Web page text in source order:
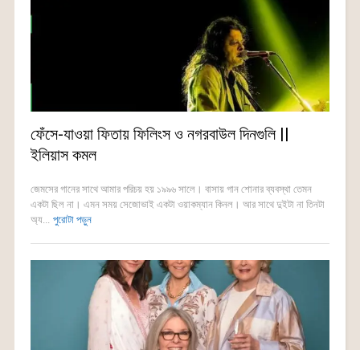
ফেঁসে-যাওয়া ফিতায় ফিলিংস ও নগরবাউল দিনগুলি ||
ইলিয়াস কমল
জেমসের গানের সাথে আমার পরিচয় হয় ১৯৯৬ সালে। বাসায় গান শোনার ব্যবস্থা তেমন
একটা ছিল না। এমন সময় সেজোভাই একটা ওয়াকম্যান কিনল। আর সাথে দুইটা না তিনটা
অ্য... পুরোটা পড়ুন